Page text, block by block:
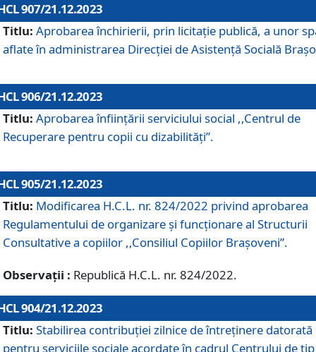
907/21.12.2023
Titlu: Aprobarea închirierii, prin licitație publică, a unor
aflate în administrarea Direcției de Asistență Socială
906/21.12.2023
Titlu: Aprobarea înființării serviciului social ,,Centrul de
Recuperare pentru copii cu dizabilități”.
905/21.12.2023
Titlu: Modificarea H.C.L. nr. 824/2022 privind aprobarea
Regulamentului de organizare şi funcţionare al Structurii
Consultative a copiilor ,,Consiliul Copiilor Braşoveni”.
Observații : Republică H.C.L. nr. 824/2022.
904/21.12.2023
Titlu: Stabilirea contribuţiei zilnice de întreținere datorată
pentru serviciile sociale acordate în cadrul Centrului de tip